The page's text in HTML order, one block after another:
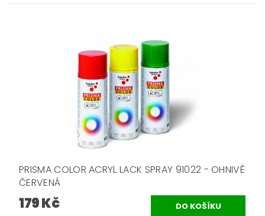
PRISMA COLOR ACRYL LACK SPRAY 91022 - OHNIVĚ
ČERVENÁ
179 Kč